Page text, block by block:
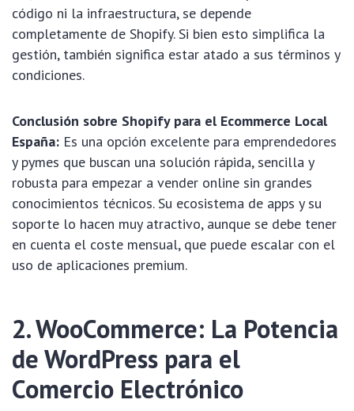
código ni la infraestructura, se depende
completamente de Shopify. Si bien esto simplifica la
gestión, también significa estar atado a sus términos y
condiciones.
Conclusión sobre Shopify para el Ecommerce Local
España: Es una opción excelente para emprendedores
y pymes que buscan una solución rápida, sencilla y
robusta para empezar a vender online sin grandes
conocimientos técnicos. Su ecosistema de apps y su
soporte lo hacen muy atractivo, aunque se debe tener
en cuenta el coste mensual, que puede escalar con el
uso de aplicaciones premium.
2. WooCommerce: La Potencia
de WordPress para el
Comercio Electrónico